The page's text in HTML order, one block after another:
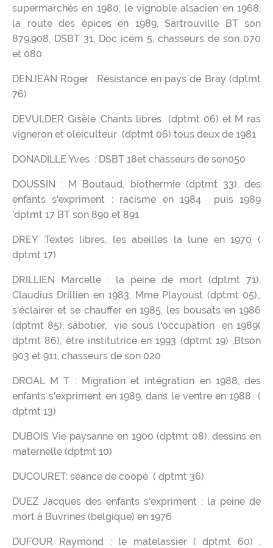
supermarchés en 1980, le vignoble alsacien en 1968,
la route des épices en 1989, Sartrouville BT son
879,908, DSBT 31, Doc icem 5, chasseurs de son 070
et 080
DENJEAN Roger : Résistance en pays de Bray (dptmt
76)
DEVULDER Gisèle :Chants libres (dptmt 06) et M ras
vigneron et oléiculteur (dptmt 06) tous deux de 1981
DONADILLE Yves : DSBT 18et chasseurs de son050
DOUSSIN : M Boutaud, biothermie (dptmt 33), des
enfants s'expriment : racisme en 1984 puis 1989
'dptmt 17 BT son 890 et 891
DREY :Textes libres, les abeilles la lune en 1970 (
dptmt 17)
DRILLIEN Marcelle : la peine de mort (dptmt 71),
Claudius Drillien en 1983, Mme Playoust (dptmt 05),,
s'éclairer et se chauffer en 1985, les bousats en 1986
(dptmt 85), sabotier, vie sous l'occupation en 1989(
dptmt 86), être institutrice en 1993 (dptmt 19) ,Btson
903 et 911, chasseurs de son 020
DROAL M T : Migration et intégration en 1988, des
enfants s'expriment en 1989, dans le ventre en 1988 (
dptmt 13)
DUBOIS Vie paysanne en 1900 (dptmt 08), dessins en
maternelle (dptmt 10)
DUCOURET: séance de coopé ( dptmt 36)
DUEZ Jacques des enfants s'expriment : la peine de
mort à Buvrines (belgique) en 1976
DUFOUR Raymond : le matelassier ( dptmt 60) ,